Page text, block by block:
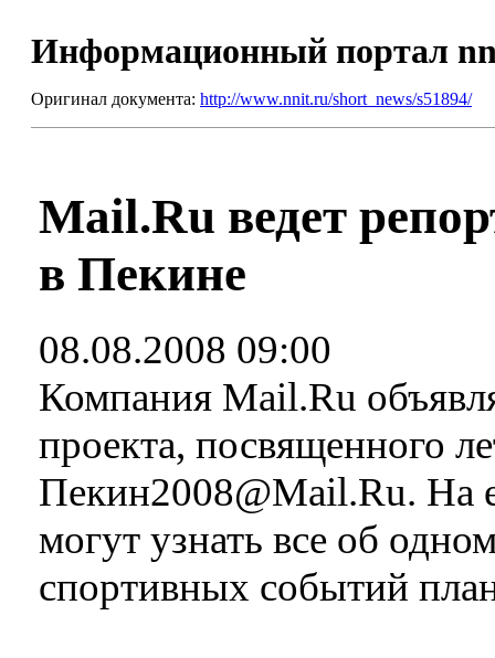
Информационный портал
Оригинал документа: http://www.nnit.ru/short_news/s51894/
Mail.Ru ведет
в Пекине
08.08.2008 09:00
Компания Mail.Ru
проекта, посвященного
Пекин2008@Mail.Ru. На
могут узнать все об
спортивных событий